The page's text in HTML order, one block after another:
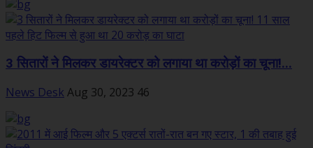
3 सितारों ने मिलकर डायरेक्टर को लगाया था करोड़ों का चूना!...
News Desk Aug 30, 2023 46